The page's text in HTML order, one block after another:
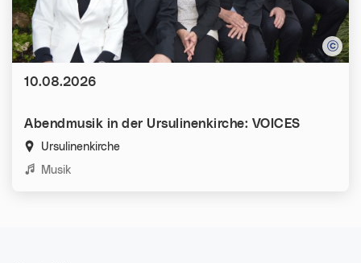
Abendmusik in der Ursulinenkirche: VOICES
Ursulinenkirche
Kategorien:
Musik
Datum:
10.08.2026